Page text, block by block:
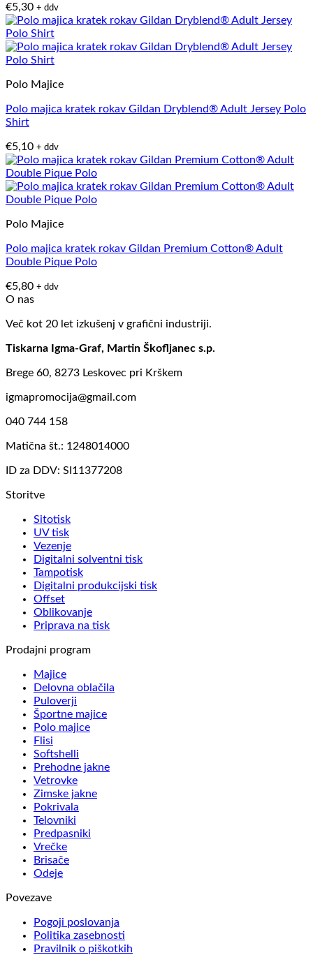
€5,30 + ddv
Polo Majice
Polo majica kratek rokav Gildan Dryblend® Adult Jersey Polo
Shirt
€5,10 + ddv
Polo Majice
Polo majica kratek rokav Gildan Premium Cotton® Adult
Double Pique Polo
€5,80 + ddv
O nas
Več kot 20 let izkušenj v grafični industriji.
Tiskarna Igma-Graf, Martin Škofljanec s.p.
Brege 60, 8273 Leskovec pri Krškem
igmapromocija@gmail.com
040 744 158
Matična št.: 1248014000
ID za DDV: SI11377208
Storitve
Sitotisk
UV tisk
Vezenje
Digitalni solventni tisk
Tampotisk
Digitalni produkcijski tisk
Offset
Oblikovanje
Priprava na tisk
Prodajni program
Majice
Delovna oblačila
Puloverji
Športne majice
Polo majice
Flisi
Softshelli
Prehodne jakne
Vetrovke
Zimske jakne
Pokrivala
Telovniki
Predpasniki
Vrečke
Brisače
Odeje
Povezave
Pogoji poslovanja
Politika zasebnosti
Pravilnik o piškotkih